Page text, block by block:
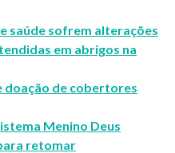
saúde sofrem alterações
em abrigos na
de cobertores
Menino Deus
retomar